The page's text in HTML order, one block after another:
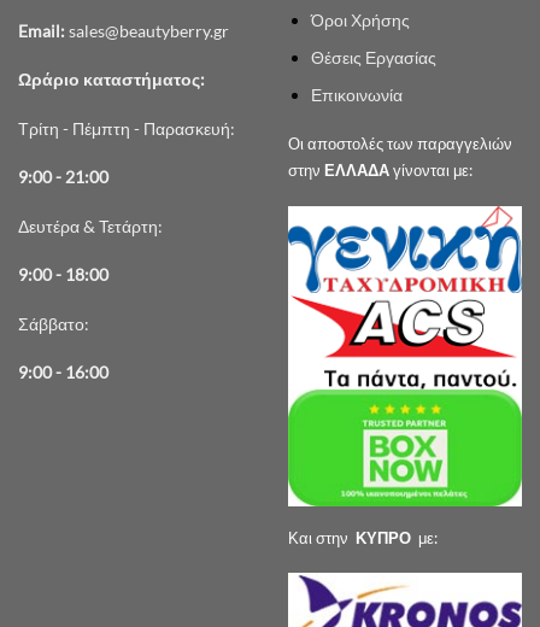
Email: sales@beautyberry.gr
Ωράριο καταστήματος:
Τρίτη - Πέμπτη - Παρασκευή:
9:00 - 21:00
Δευτέρα & Τετάρτη:
9:00 - 18:00
Σάββατο:
9:00 - 16:00
Όροι Χρήσης
Θέσεις Εργασίας
Επικοινωνία
Οι αποστολές των παραγγελιών
στην ΕΛΛΑΔΑγίνονται με:
Και στην ΚΥΠΡΟ με: